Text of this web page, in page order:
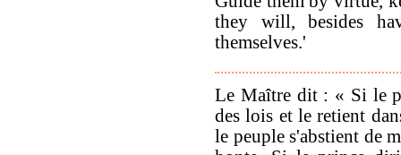
they will, besides
themselves.'
Le Maître dit : « Si le
des lois et le retient
le peuple s'abstient de